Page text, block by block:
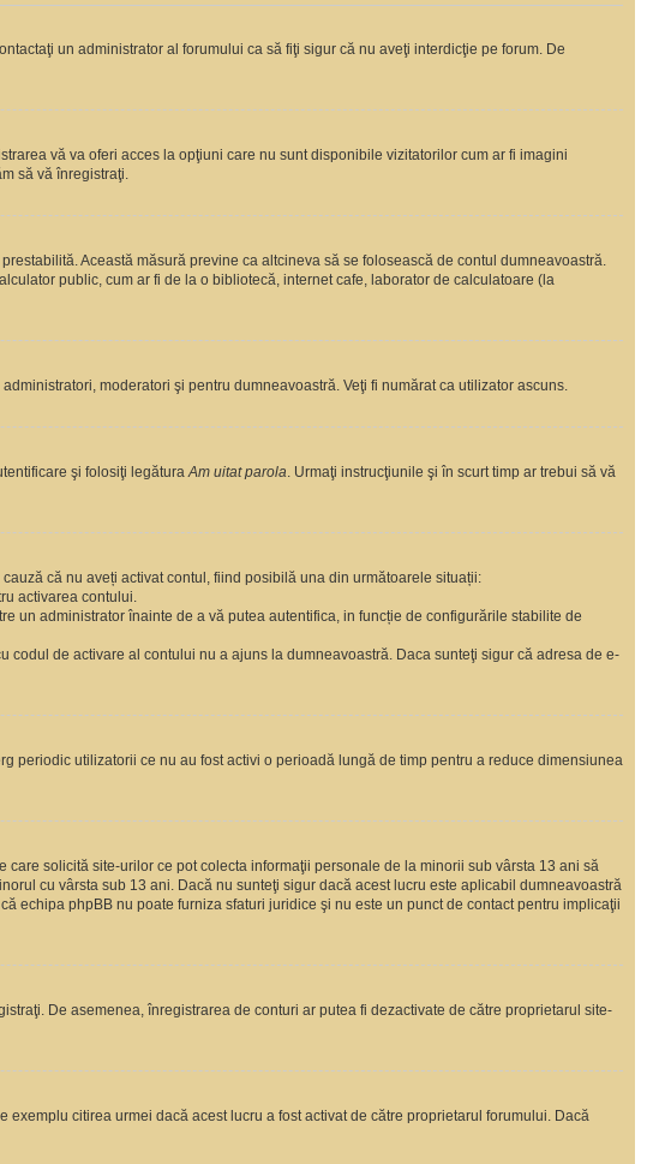
un administrator al forumului ca să fiţi sigur că nu aveţi interdicţie pe forum. De
vă va oferi acces la opţiuni care nu sunt disponibile vizitatorilor cum ar fi imagini
să vă înregistraţi.
Această măsură previne ca altcineva să se folosească de contul dumneavoastră.
public, cum ar fi de la o bibliotecă, internet cafe, laborator de calculatoare (la
moderatori şi pentru dumneavoastră. Veţi fi numărat ca utilizator ascuns.
şi folosiţi legătura Am uitat parola . Urmaţi instrucţiunile şi în scurt timp ar trebui să vă
că nu aveți activat contul, fiind posibilă una din următoarele situații:
activarea contului.
un administrator înainte de a vă putea autentifica, in funcție de configurările stabilite de
de activare al contului nu a ajuns la dumneavoastră. Daca sunteţi sigur că adresa de e-
periodic utilizatorii ce nu au fost activi o perioadă lungă de timp pentru a reduce dimensiunea
solicită site-urilor ce pot colecta informaţii personale de la minorii sub vârsta 13 ani să
cu vârsta sub 13 ani. Dacă nu sunteţi sigur dacă acest lucru este aplicabil dumneavoastră
echipa phpBB nu poate furniza sfaturi juridice şi nu este un punct de contact pentru implicaţii
De asemenea, înregistrarea de conturi ar putea fi dezactivate de către proprietarul site-
citirea urmei dacă acest lucru a fost activat de către proprietarul forumului. Dacă